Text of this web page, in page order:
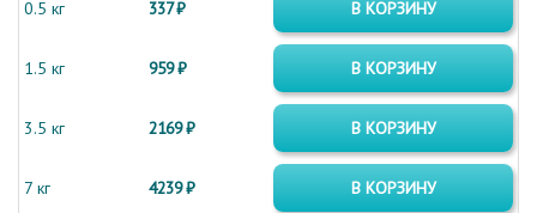
0.5 кг
337 ₽ В КОРЗИНУ
1.5 кг 959 ₽ В КОРЗИНУ
3.5 кг 2169 ₽ В КОРЗИНУ
7 кг 4239 ₽ В КОРЗИНУ